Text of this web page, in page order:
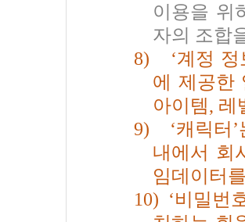
이용을 위
자의 조합
8)
‘계정 정
에 제공한
아이템, 레
9)
‘캐릭터 ’
내에서 회
임데이터
10) ‘비밀번